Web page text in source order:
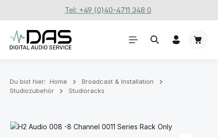
Zum Hauptinhalt springenTel: +49 (0)40-4711 348 0
Du bist hier: Home
Broadcast & Installation
Studiozubehör
Studioracks
Bildergalerie überspringen